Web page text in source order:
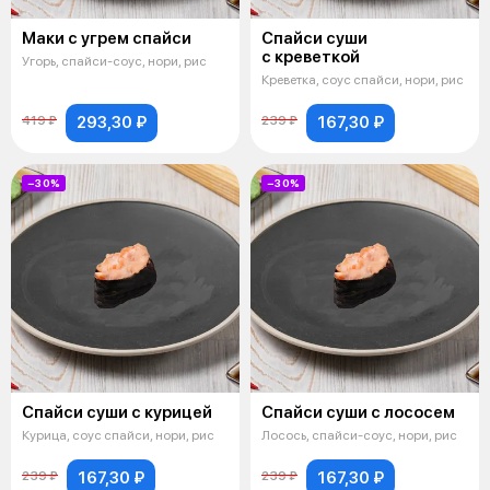
Маки с угрем спайси
Угорь, спайси-соус, нори, рис
419 ₽ 293,30 ₽
Спайси суши
с креветкой
Креветка, соус спайси, нори, рис
239 ₽ 167,30 ₽
−30%
Спайси суши с курицей
Курица, соус спайси, нори, рис
239 ₽ 167,30 ₽
−30%
Спайси суши с лососем
Лосось, спайси-соус, нори, рис
239 ₽ 167,30 ₽